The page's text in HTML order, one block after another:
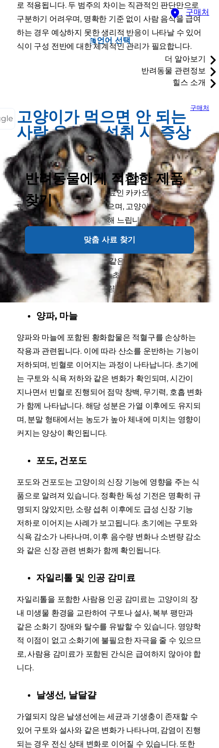
구매처
언어 선택
더 알아보기
반려동물 관련정보
힐스 소개
구매처
반려동물에게 적합한 제품
찾기
맞춤 사료 찾기
로 적용됩니다. 두 범주의 차이는 직관적인 판단만으로
구분하기 어려우며, 명확한 기준 없이 사람 음식을 급여
하는 경우 예상하지 못한 생리적 반응이 나타날 수 있어
식이 구성 전반에 대한 체계적인 관리가 필요합니다.
고양이가 먹으면 안 되는
사람 음식과 섭취 시 증상
초콜릿, 카페인
고양이 초콜릿 섭취는 보호자가 가장 주의해야 할 위험
중 하나입니다. 초콜릿의 원료인 카카오에는 테오브로
민과 카페인이 함유되어 있으며, 고양이는 이 두 성분을
분해하는 속도가 사람에 비해 느립니다. 체내에 축적된
테오브로민은 중추신경계와 심장 기능에 영향을 주어
구토, 설사, 심박수 증가와 같은 반응이 나타나게 되며,
심할 경우 떨림이나 경련과 같은 신경계 반응으로도 이
어질 수 있습니다. 특히 다크 초콜릿과 코코아 파우더는
테오브로민 함량이 높아 소량으로도 위험합니다.
양파, 마늘
양파와 마늘에 포함된 황화합물은 적혈구를 손상하는
작용과 관련됩니다. 이에 따라 산소를 운반하는 기능이
저하되며, 빈혈로 이어지는 과정이 나타납니다. 초기에
는 구토와 식욕 저하와 같은 변화가 확인되며, 시간이
지나면서 빈혈로 진행되어 점막 창백, 무기력, 호흡 변화
가 함께 나타납니다. 해당 성분은 가열 이후에도 유지되
며, 분말 형태에서는 농도가 높아 체내에 미치는 영향이
커지는 양상이 확인됩니다.
포도, 건포도
포도와 건포도는 고양이의 신장 기능에 영향을 주는 식
품으로 알려져 있습니다. 정확한 독성 기전은 명확히 규
명되지 않았지만, 소량 섭취 이후에도 급성 신장 기능
저하로 이어지는 사례가 보고됩니다. 초기에는 구토와
식욕 감소가 나타나며, 이후 음수량 변화나 소변량 감소
와 같은 신장 관련 변화가 함께 확인됩니다.
자일리톨 및 인공 감미료
자일리톨을 포함한 사람용 인공 감미료는 고양이의 장
내 미생물 환경을 교란하여 구토나 설사, 복부 팽만과
같은 소화기 장애와 탈수를 유발할 수 있습니다. 영양학
적 이점이 없고 소화기에 불필요한 자극을 줄 수 있으므
로, 사람용 감미료가 포함된 간식은 급여하지 않아야 합
니다.
날생선, 날달걀
가열되지 않은 날생선에는 세균과 기생충이 존재할 수
있어 구토와 설사와 같은 변화가 나타나며, 감염이 진행
되는 경우 전신 상태 변화로 이어질 수 있습니다. 또한